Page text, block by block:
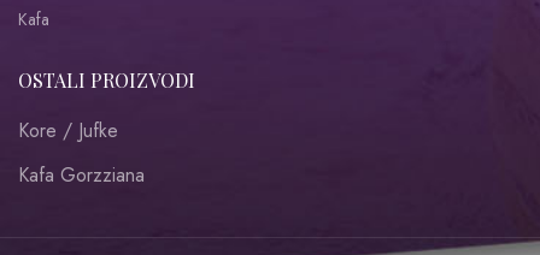
Kafa
OSTALI PROIZVODI
Kore / Jufke
Kafa Gorzziana